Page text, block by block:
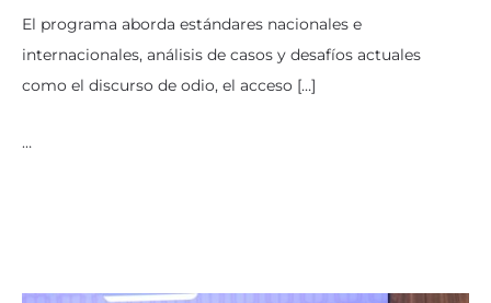
El programa aborda estándares nacionales e
internacionales, análisis de casos y desafíos actuales
como el discurso de odio, el acceso […]
…